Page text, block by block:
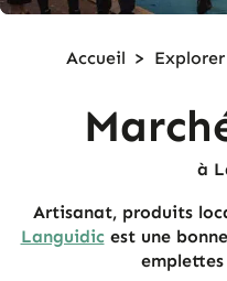
Accueil > Explorer
à
Artisanat, produits
Languidicest une
emplettes